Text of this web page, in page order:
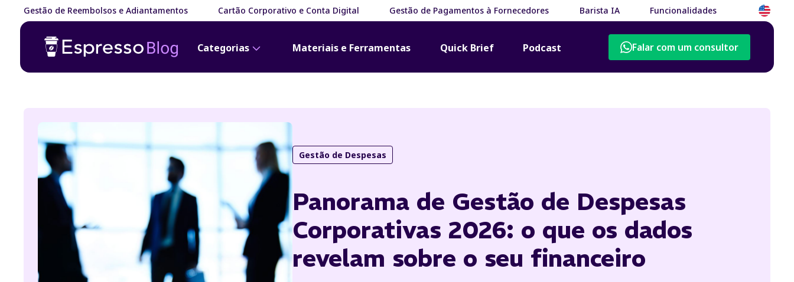
Gestão de Reembolsos e Adiantamentos Cartão Corporativo e Conta Digital Gestão de Pagamentos à Fornecedores Barista IA Funcionalidades
Categorias Materiais e Ferramentas Quick Brief Podcast Falar com um consultor
Gestão de Despesas
Panorama de Gestão de Despesas
Corporativas 2026: o que os dados
revelam sobre o seu financeiro